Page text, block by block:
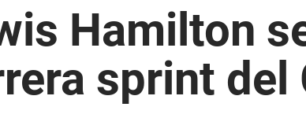
Hamilton
sprint del